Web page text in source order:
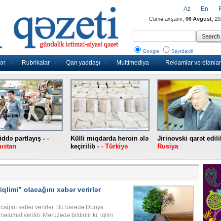
Rubrikalar Qan yaddaşı Multimediya Reklamlar və elanlar
Az En
Cümə axşamı, 06 Avgust ,
Google Saytdaxili
partlayış - -
Külli miqdarda heroin ələ
keçirilib - - Türkiyə
Jirinovski qarət
Rusiya
olacağını xəbər verirlər
xəbər verirlər. Bu barədə Dünya
verilib. Məruzədə bildirilir ki, iqlim